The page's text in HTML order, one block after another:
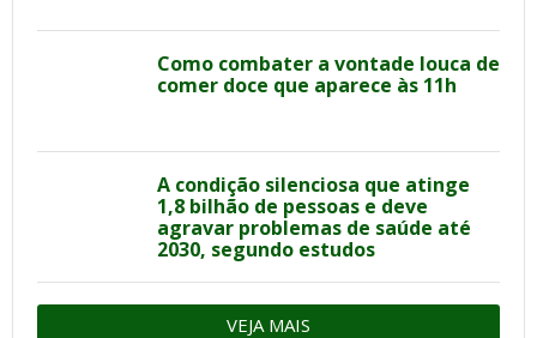
Como combater a vontade louca de
comer doce que aparece às 11h
A condição silenciosa que atinge
1,8 bilhão de pessoas e deve
agravar problemas de saúde até
2030, segundo estudos
VEJA MAIS